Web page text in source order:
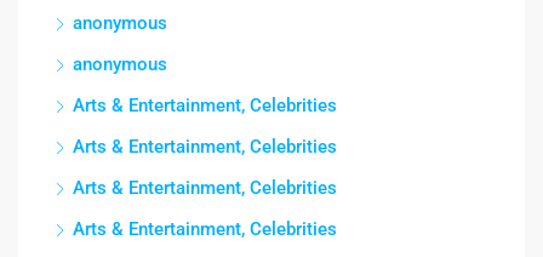
anonymous
anonymous
Arts & Entertainment, Celebrities
Arts & Entertainment, Celebrities
Arts & Entertainment, Celebrities
Arts & Entertainment, Celebrities